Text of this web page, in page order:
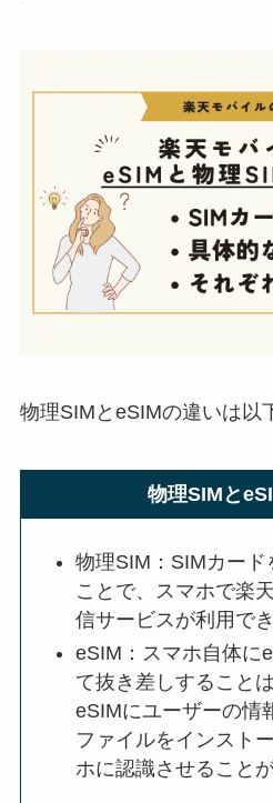
物理SIMとeSIMの違いは以
物理SIMと
物理SIM：SIMカー
ことで、スマホで楽
信サービスが利用でき
eSIM：スマホ自体に
て抜き差しすること
eSIMにユーザーの情
ファイルをインスト
ホに認識させることが